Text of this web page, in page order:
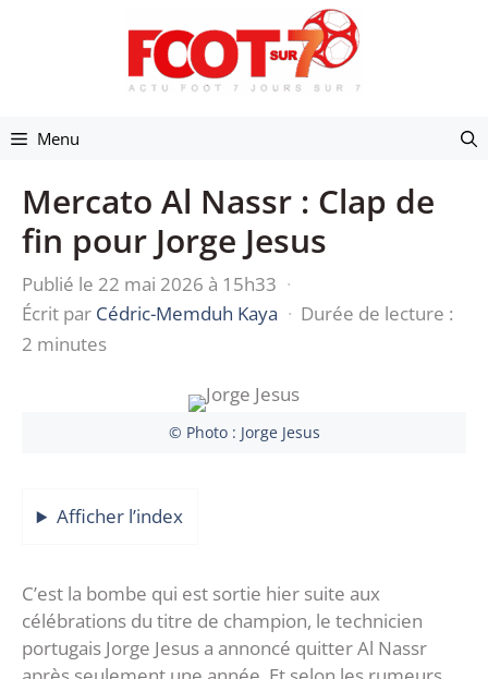
Menu
Mercato Al Nassr : Clap de
fin pour Jorge Jesus
Publié le 22 mai 2026 à 15h33 ·
Écrit par Cédric-Memduh Kaya · Durée de lecture :
2 minutes
© Photo : Jorge Jesus
Afficher l’index
C’est la bombe qui est sortie hier suite aux
célébrations du titre de champion, le technicien
portugais Jorge Jesus a annoncé quitter Al Nassr